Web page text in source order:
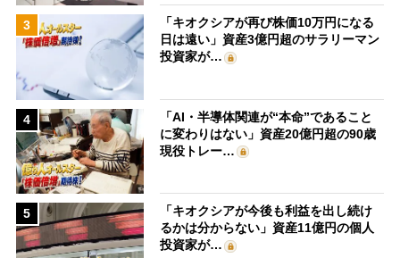
3
「キオクシアが再び株価10万円になる
日は遠い」資産3億円超のサラリーマン
投資家が…
4
「AI・半導体関連が“本命”であること
に変わりはない」資産20億円超の90歳
現役トレー…
5
「キオクシアが今後も利益を出し続け
るかは分からない」資産11億円の個人
投資家が…